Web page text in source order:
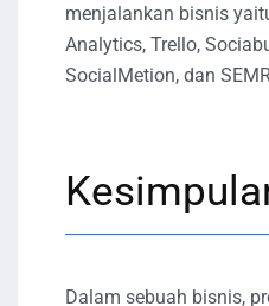
menjalankan bisnis
Analytics, Trello,
SocialMetion, dan
Dalam sebuah bisnis,